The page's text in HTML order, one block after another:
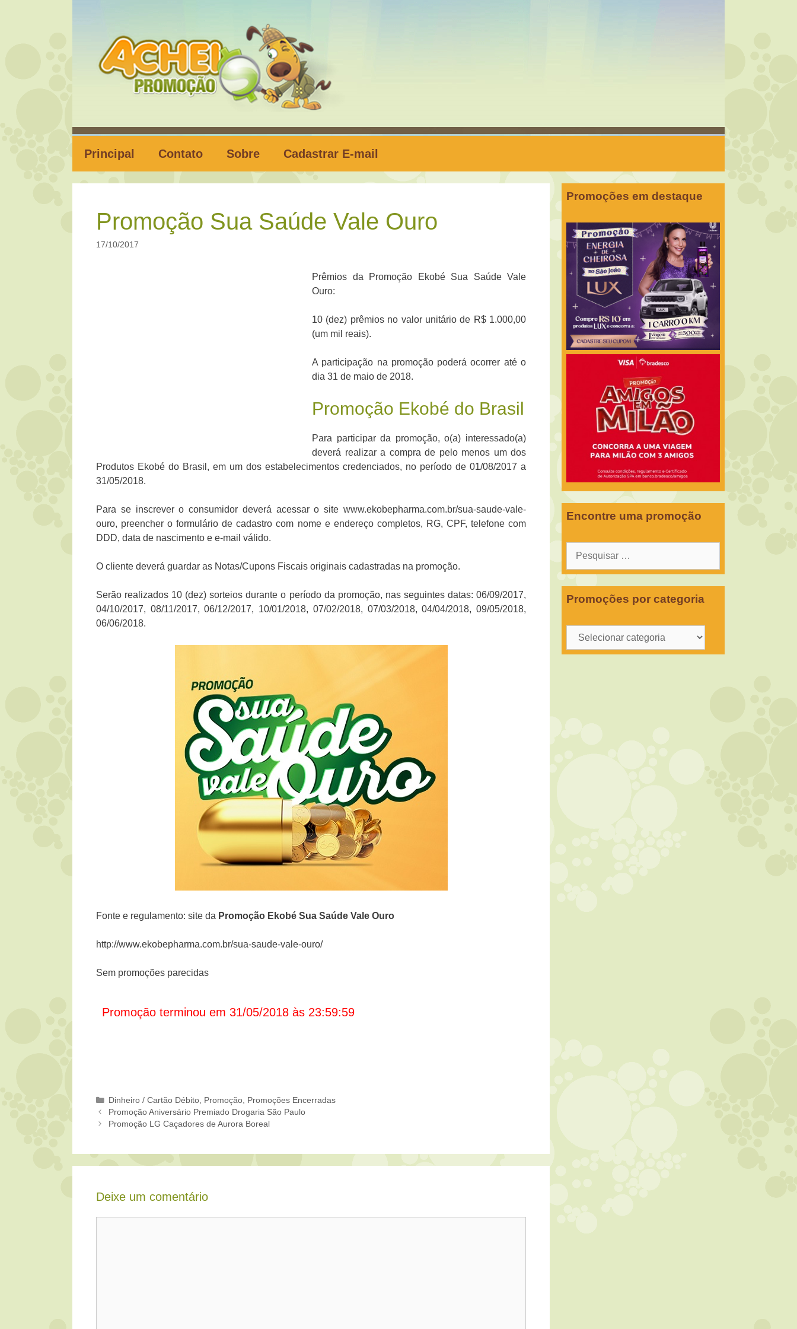
Principal Contato Sobre Cadastrar E-mail
Promoção Sua Saúde Vale Ouro
17/10/2017
Prêmios da Promoção Ekobé Sua Saúde Vale
Ouro:
10 (dez) prêmios no valor unitário de R$ 1.000,00
(um mil reais).
A participação na promoção poderá ocorrer até o
dia 31 de maio de 2018.
Promoção Ekobé do Brasil
Para participar da promoção, o(a) interessado(a)
deverá realizar a compra de pelo menos um dos
Produtos Ekobé do Brasil, em um dos estabelecimentos credenciados, no período de 01/08/2017 a
31/05/2018.
Para se inscrever o consumidor deverá acessar o site www.ekobepharma.com.br/sua-saude-vale-
ouro, preencher o formulário de cadastro com nome e endereço completos, RG, CPF, telefone com
DDD, data de nascimento e e-mail válido.
O cliente deverá guardar as Notas/Cupons Fiscais originais cadastradas na promoção.
Serão realizados 10 (dez) sorteios durante o período da promoção, nas seguintes datas: 06/09/2017,
04/10/2017, 08/11/2017, 06/12/2017, 10/01/2018, 07/02/2018, 07/03/2018, 04/04/2018, 09/05/2018,
06/06/2018.
Fonte e regulamento: site da Promoção Ekobé Sua Saúde Vale Ouro
http://www.ekobepharma.com.br/sua-saude-vale-ouro/
Sem promoções parecidas
Promoção terminou em 31/05/2018 às 23:59:59
Categorias
Dinheiro / Cartão Débito Promoção Promoções Encerradas
Promoção Aniversário Premiado Drogaria São Paulo
Promoção LG Caçadores de Aurora Boreal
Deixe um comentário
Promoções em destaque
Encontre uma promoção
Pesquisar
Promoções por categoria
Promoções
por